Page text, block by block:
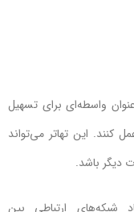
واسطه‌ای برای تسهیل
کنند. این تهاتر می‌تواند
دیگر باشد.
شبکه‌های ارتباطی بین